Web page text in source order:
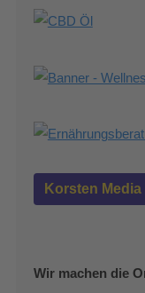
Korsten
Wir machen die